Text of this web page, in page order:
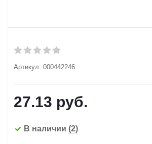
Артикул: 000442246
27.13 руб.
В наличии (2)